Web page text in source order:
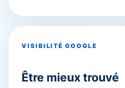
VISIBILITÉ GOOGLE
Être mieux trouvé